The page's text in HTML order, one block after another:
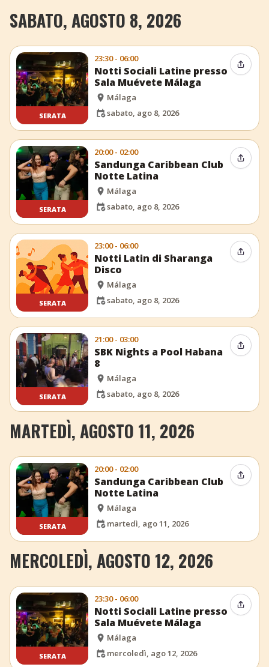
SABATO, AGOSTO 8, 2026
SERATA
23:30 - 06:00
Notti Sociali Latine presso
Sala Muévete Málaga
Málaga
sabato, ago 8, 2026
SERATA
20:00 - 02:00
Sandunga Caribbean Club
Notte Latina
Málaga
sabato, ago 8, 2026
SERATA
23:00 - 06:00
Notti Latin di Sharanga
Disco
Málaga
sabato, ago 8, 2026
SERATA
21:00 - 03:00
SBK Nights a Pool Habana
8
Málaga
sabato, ago 8, 2026
MARTEDÌ, AGOSTO 11, 2026
SERATA
20:00 - 02:00
Sandunga Caribbean Club
Notte Latina
Málaga
martedì, ago 11, 2026
MERCOLEDÌ, AGOSTO 12, 2026
SERATA
23:30 - 06:00
Notti Sociali Latine presso
Sala Muévete Málaga
Málaga
mercoledì, ago 12, 2026